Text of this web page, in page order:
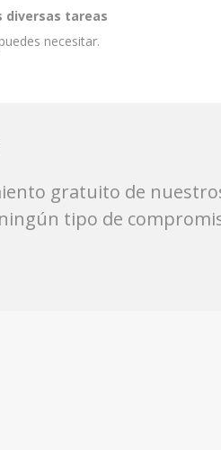
diversas tareas
necesitar.
gratuito de
tipo de